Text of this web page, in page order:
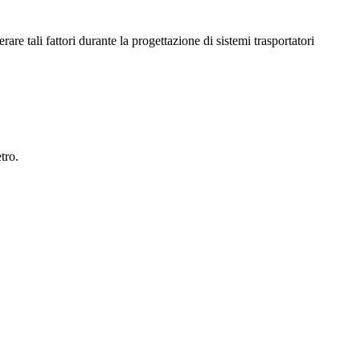
tali fattori durante la progettazione di sistemi trasportatori